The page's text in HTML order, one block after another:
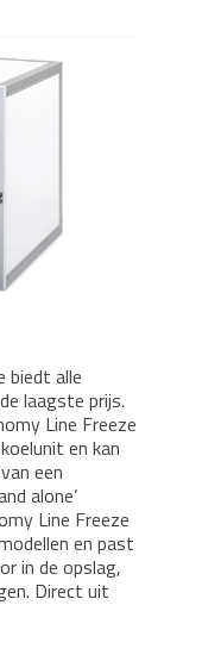
biedt alle
laagste prijs.
Line Freeze
en kan
een
alone’
Line Freeze
en past
in de opslag,
Direct uit